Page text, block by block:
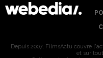
Depuis 2007, FilmsActu couvre
et sur